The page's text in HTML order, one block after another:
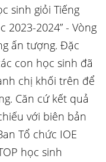
sinh giỏi Tiếng
2024” - Vòng
ấn tượng. Đặc
con học sinh đã
chị khối trên để
Căn cứ kết quả
với biên bản
Tổ chức IOE
học sinh